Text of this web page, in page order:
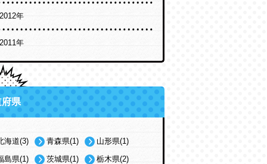
2012年
2011年
県
海道(3) 青森県(1)
山形県(1)
島県(1)
茨城県(1)
栃木県(2)